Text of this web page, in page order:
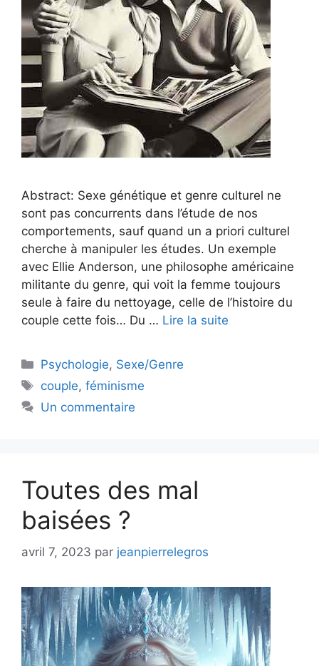
Abstract: Sexe génétique et genre culturel ne
sont pas concurrents dans l’étude de nos
comportements, sauf quand un a priori culturel
cherche à manipuler les études. Un exemple
avec Ellie Anderson, une philosophe américaine
militante du genre, qui voit la femme toujours
seule à faire du nettoyage, celle de l’histoire du
couple cette fois… Du … Lire la suite
Catégories
Psychologie, Sexe/Genre
Étiquettes
couple,féminisme
Un commentaire
Toutes des mal
baisées ?
avril 7, 2023 par jeanpierrelegros